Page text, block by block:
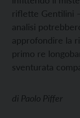
riflette Gentilini
analisi
approfondire la
primo re
sventurata
di Paolo Piffer